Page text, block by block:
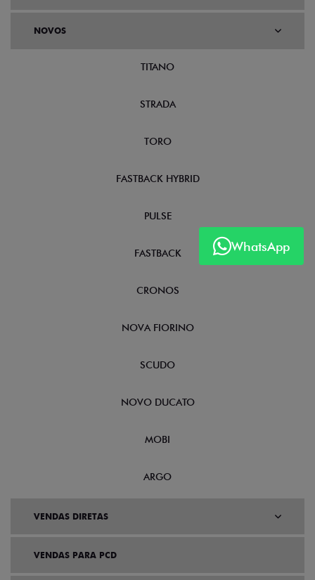
WhatsApp
NOVOS
TITANO
STRADA
TORO
FASTBACK HYBRID
PULSE
FASTBACK
CRONOS
NOVA FIORINO
SCUDO
NOVO DUCATO
MOBI
ARGO
VENDAS DIRETAS
VENDAS PARA PCD